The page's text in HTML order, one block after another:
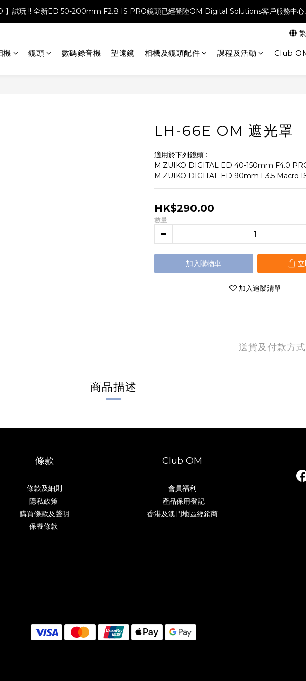
試玩 !! 全新ED 50-200mm F2.8 IS PRO鏡頭已經登陸OM Digital Solutions客戶服務中心,
機 鏡頭 數碼錄音機 望遠鏡 相機及鏡頭配件 課程及活動 Club
LH-66E OM 遮光罩
適用於下列鏡頭 :
M.ZUIKO DIGITAL ED 40-150mm F4.0
M.ZUIKO DIGITAL ED 90mm F3.5 Macro
HK$290.00
數量
加入購物車
加入追蹤清單
送貨及付款方式
商品描述
條款
條款及細則
隱私政策
購買條款及聲明
保養條款
Club OM
會員福利
產品保用登記
香港及澳門地區經銷商